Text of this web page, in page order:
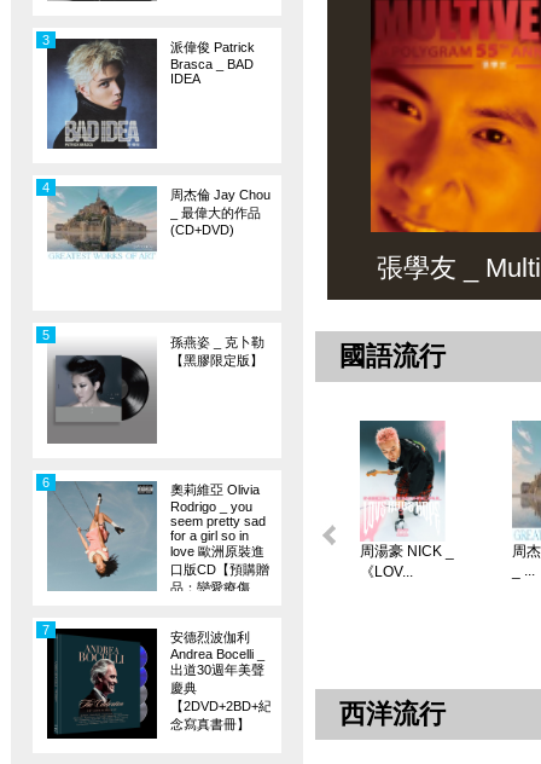
派偉俊 Patrick
Brasca _ BAD
IDEA
3
周杰倫 Jay Chou
_ 最偉大的作品
(CD+DVD)
4
孫燕姿 _ 克卜勒
【黑膠限定版】
5
奧莉維亞 Olivia
Rodrigo _ you
seem pretty sad
for a girl so in
love 歐洲原裝進
口版CD【預購贈
品：戀愛療傷
6
安德烈波伽利
Andrea Bocelli _
出道30週年美聲
慶典
【2DVD+2BD+紀
念寫真書冊】
7
張學友 _
國語流行
周湯豪 NICK _
《LOV...
周
_ ...
西洋流行